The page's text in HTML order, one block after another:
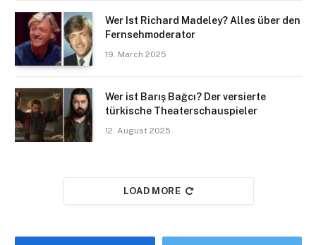
Wer Ist Richard Madeley? Alles über den
Fernsehmoderator
19. March 2025
Wer ist Barış Bağcı? Der versierte
türkische Theaterschauspieler
12. August 2025
LOAD MORE